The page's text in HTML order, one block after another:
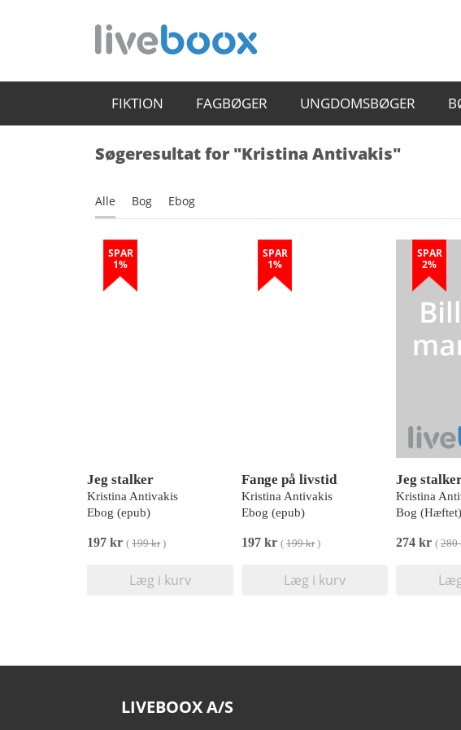
FIKTION FAGBØGER UNGDOMSBØGER
Søgeresultat for "Kristina Antivakis"
Alle Bog Ebog
SPAR
1%
Jeg stalker
Kristina Antivakis
Ebog (epub)
197 kr ( 199 kr)
Læg i kurv
SPAR
1%
Fange på livstid
Kristina Antivakis
Ebog (epub)
197 kr ( 199 kr)
Læg i kurv
SPAR
2%
Jeg
Kristina
Bog (Hæftet)
274 kr ( 280
LIVEBOOX A/S